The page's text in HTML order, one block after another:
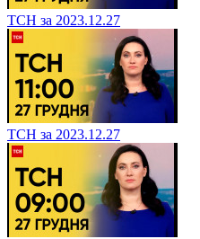
ТСН за 2023.12.27
ТСН за 2023.12.27